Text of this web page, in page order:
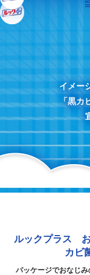
イメー
「黒カ
ルックプラス
カビ
パッケージでおなじ